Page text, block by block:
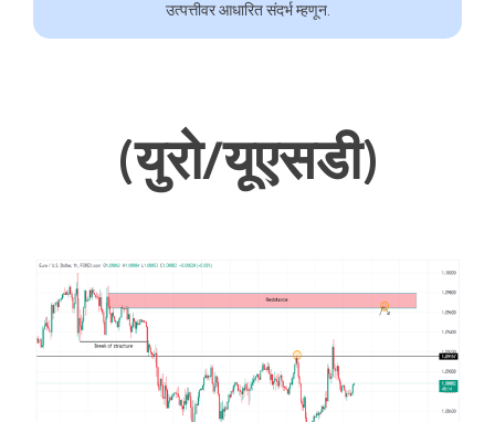
उत्पत्तीवर आधारित संदर्भ म्हणून.
(युरो/यूएसडी)